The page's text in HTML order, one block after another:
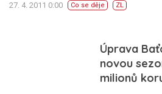
27. 4. 2011 0:00 Co se děje ZL
Úprava
novou
milionů